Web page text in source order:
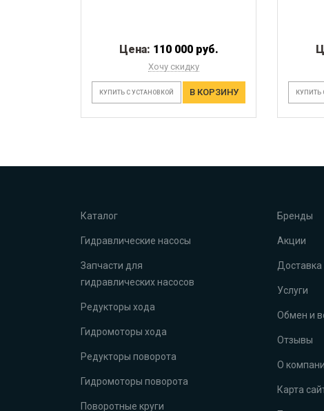
Цена: 110 000 руб.
Хочу скидку
КУПИТЬ С УСТАНОВКОЙ В КОРЗИНУ КУПИТЬ
Каталог
Гидравлические насосы
Запчасти для
гидравлических насосов
Редукторы хода
Гидромоторы хода
Редукторы поворота
Гидромоторы поворота
Поворотные круги
Бренды
Акции
Доставка
Услуги
Обмен и
Отзывы
О
Карта